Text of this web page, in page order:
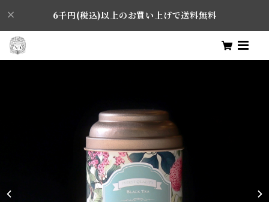
6千円(税込)以上のお買い上げで送料無料